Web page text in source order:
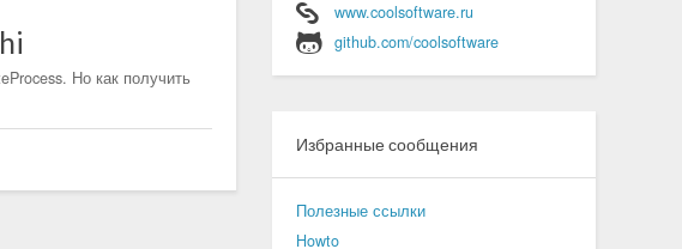
Но как получить
www.coolsoftware.ru
github.com/coolsoftware
Избранные сообщения
Полезные ссылки
Howto